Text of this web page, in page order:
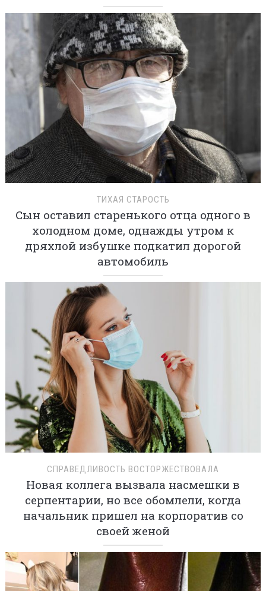
ТИХАЯ СТАРОСТЬ
Сын оставил старенького отца одного в
холодном доме, однажды утром к
дряхлой избушке подкатил дорогой
автомобиль
СПРАВЕДЛИВОСТЬ ВОСТОРЖЕСТВОВАЛА
Новая коллега вызвала насмешки в
серпентарии, но все обомлели, когда
начальник пришел на корпоратив со
своей женой